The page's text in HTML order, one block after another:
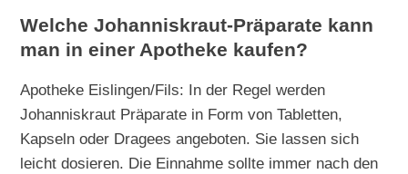
Welche Johanniskraut-Präparate kann
man in einer Apotheke kaufen?
Apotheke Eislingen/Fils: In der Regel werden
Johanniskraut Präparate in Form von Tabletten,
Kapseln oder Dragees angeboten. Sie lassen sich
leicht dosieren. Die Einnahme sollte immer nach den